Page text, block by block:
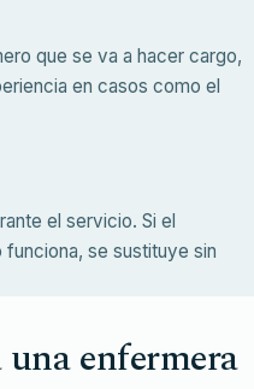
que se va a hacer cargo,
en casos como el
el servicio. Si el
se sustituye sin
enfermera